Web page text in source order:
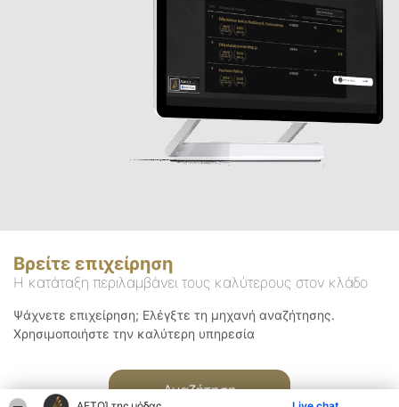
Βρείτε επιχείρηση
Η κατάταξη περιλαμβάνει τους καλύτερους στον κλάδο
Ψάχνετε επιχείρηση; Ελέγξτε τη μηχανή αναζήτησης.
Χρησιμοποιήστε την καλύτερη υπηρεσία
Αναζήτηση